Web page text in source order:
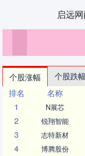
启远
个股涨幅 个股跌幅
排名
名称
1
N展芯
2 锐翔智能
3 志特新材
4 博腾股份